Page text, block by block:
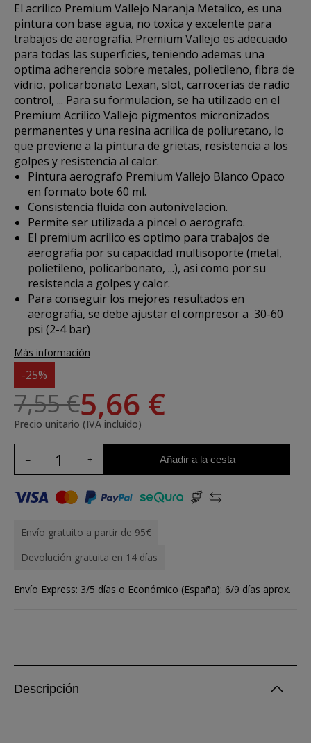
El acrilico Premium Vallejo Naranja Metalico, es una
pintura con base agua, no toxica y excelente para
trabajos de aerografia. Premium Vallejo es adecuado
para todas las superficies, teniendo ademas una
optima adherencia sobre metales, polietileno, fibra de
vidrio, policarbonato Lexan, slot, carrocerías de radio
control, ... Para su formulacion, se ha utilizado en el
Premium Acrilico Vallejo pigmentos micronizados
permanentes y una resina acrilica de poliuretano, lo
que previene a la pintura de grietas, resistencia a los
golpes y resistencia al calor.
Pintura aerografo Premium Vallejo Blanco Opaco
en formato bote 60 ml.
Consistencia fluida con autonivelacion.
Permite ser utilizada a pincel o aerografo.
El premium acrilico es optimo para trabajos de
aerografia por su capacidad multisoporte (metal,
polietileno, policarbonato, ...), asi como por su
resistencia a golpes y calor.
Para conseguir los mejores resultados en
aerografia, se debe ajustarel compresor a 30-60
psi (2-4 bar)
Más información
-25%
7,55 €5,66 €
Precio unitario (IVA incluido)
Añadir a la cesta
Envío gratuito a partir de 95€
Devolución gratuita en 14 días
Envío Express: 3/5 días o Económico (España): 6/9 días aprox.
Descripción